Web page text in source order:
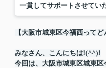
一貫してサポートさせてい
【大阪市城東区今福西ってど
みなさん、こんにちは!(^^)!
今回は、大阪市城東区城東